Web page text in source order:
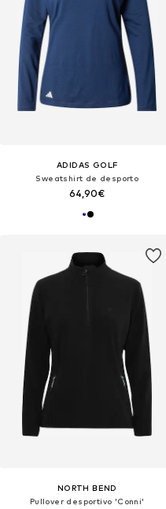
ADIDAS GOLF
Sweatshirt de desporto
64,90€
NORTH BEND
Pullover desportivo 'Conni'